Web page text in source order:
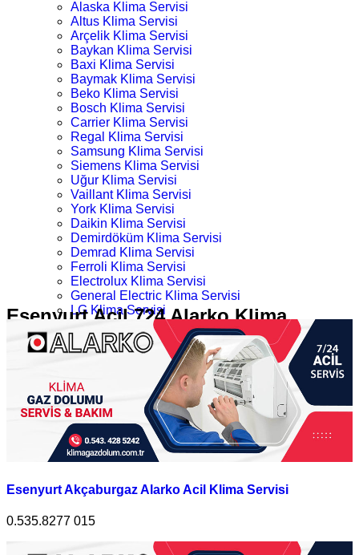
Alaska Klima Servisi
Altus Klima Servisi
Arçelik Klima Servisi
Baykan Klima Servisi
Baxi Klima Servisi
Baymak Klima Servisi
Beko Klima Servisi
Bosch Klima Servisi
Carrier Klima Servisi
Regal Klima Servisi
Samsung Klima Servisi
Siemens Klima Servisi
Uğur Klima Servisi
Vaillant Klima Servisi
York Klima Servisi
Daikin Klima Servisi
Demirdöküm Klima Servisi
Demrad Klima Servisi
Ferroli Klima Servisi
Electrolux Klima Servisi
General Electric Klima Servisi
LG Klima Servisi
Midea Klima Servisi
Mitsubishi Klima Servisi
Profilo Klima Servisi
Esenyurt Acil 724 Alarko Klima
Servisi
Kategoriler
Esenyurt Acil 724 Alarko Klima Servisi
Esenyurt Akçaburgaz Alarko Acil Klima Servisi
0.535.8277 015